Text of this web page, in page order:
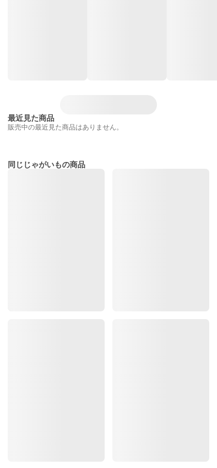
最近見た商品
販売中の最近見た商品はありません。
同じじゃがいもの商品